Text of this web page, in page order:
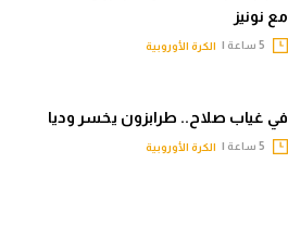
مع نونيز
الكرة الأوروبية
في غياب صلاح.. طرابزون يخسر وديا
الكرة الأوروبية